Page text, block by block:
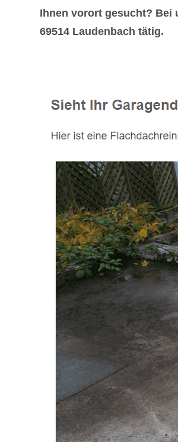
Ihnen vorort gesucht? Bei
69514 Laudenbach tätig.